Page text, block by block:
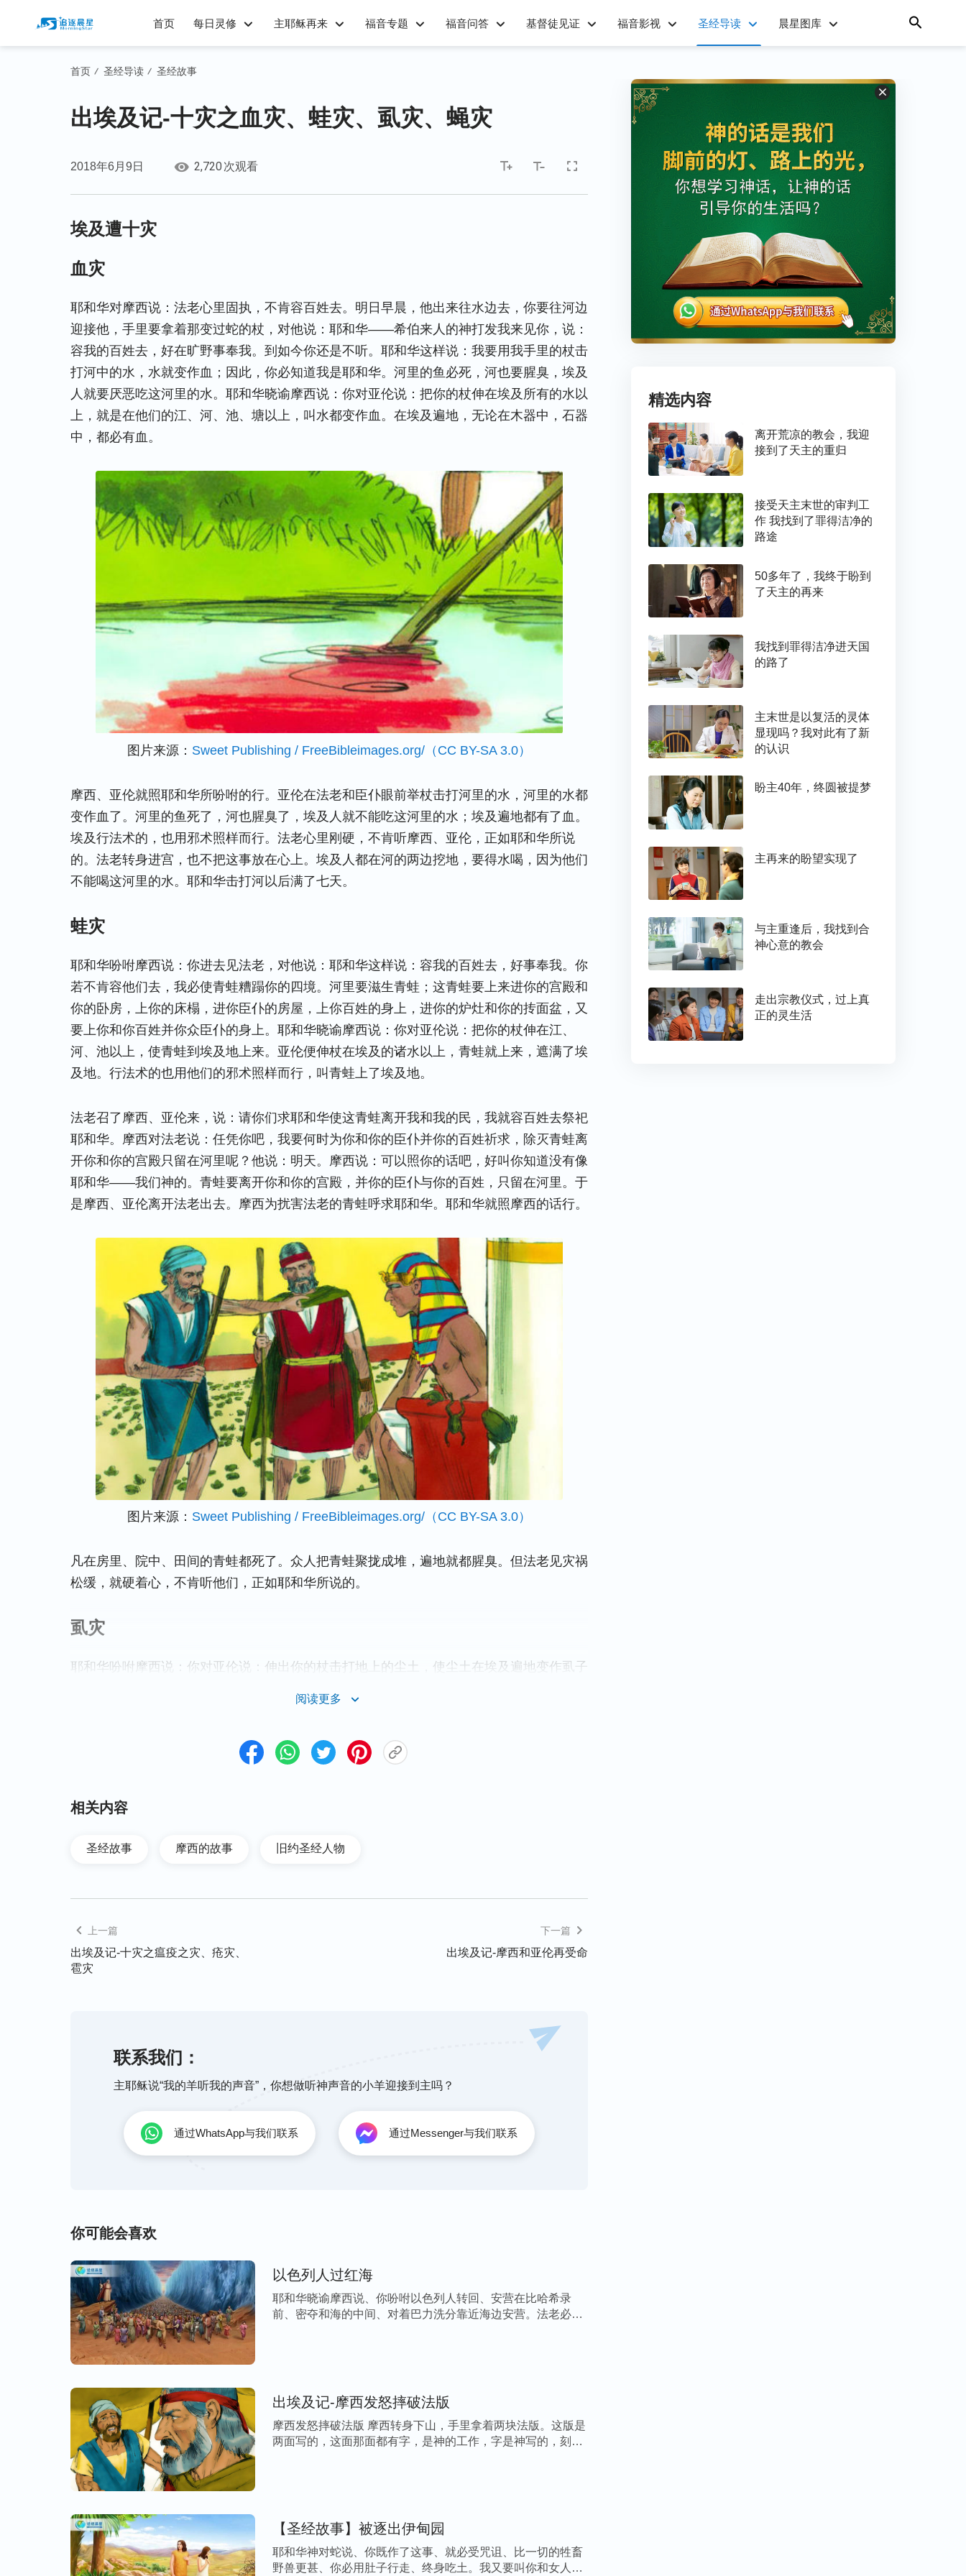
首页 每日灵修 主耶稣再来 福音专题 福音问答 基督徒见证 福音影视 圣经导读 晨星图库
首页 / 圣经导读 / 圣经故事
出埃及记-十灾之血灾、蛙灾、虱灾、蝇灾
2018年6月9日 2,720 次观看
埃及遭十灾
血灾
耶和华对摩西说：法老心里固执，不肯容百姓去。明日早晨，他出来往水边去，你要往河边
迎接他，手里要拿着那变过蛇的杖，对他说：耶和华——希伯来人的神打发我来见你，说：
容我的百姓去，好在旷野事奉我。到如今你还是不听。耶和华这样说：我要用我手里的杖击
打河中的水，水就变作血；因此，你必知道我是耶和华。河里的鱼必死，河也要腥臭，埃及
人就要厌恶吃这河里的水。耶和华晓谕摩西说：你对亚伦说：把你的杖伸在埃及所有的水以
上，就是在他们的江、河、池、塘以上，叫水都变作血。在埃及遍地，无论在木器中，石器
中，都必有血。
图片来源： Sweet Publishing / FreeBibleimages.org/ （CC BY-SA 3.0）
摩西、亚伦就照耶和华所吩咐的行。亚伦在法老和臣仆眼前举杖击打河里的水，河里的水都
变作血了。河里的鱼死了，河也腥臭了，埃及人就不能吃这河里的水；埃及遍地都有了血。
埃及行法术的，也用邪术照样而行。法老心里刚硬，不肯听摩西、亚伦，正如耶和华所说
的。法老转身进宫，也不把这事放在心上。埃及人都在河的两边挖地，要得水喝，因为他们
不能喝这河里的水。耶和华击打河以后满了七天。
蛙灾
耶和华吩咐摩西说：你进去见法老，对他说：耶和华这样说：容我的百姓去，好事奉我。你
若不肯容他们去，我必使青蛙糟蹋你的四境。河里要滋生青蛙；这青蛙要上来进你的宫殿和
你的卧房，上你的床榻，进你臣仆的房屋，上你百姓的身上，进你的炉灶和你的抟面盆，又
要上你和你百姓并你众臣仆的身上。耶和华晓谕摩西说：你对亚伦说：把你的杖伸在江、
河、池以上，使青蛙到埃及地上来。亚伦便伸杖在埃及的诸水以上，青蛙就上来，遮满了埃
及地。行法术的也用他们的邪术照样而行，叫青蛙上了埃及地。
法老召了摩西、亚伦来，说：请你们求耶和华使这青蛙离开我和我的民，我就容百姓去祭祀
耶和华。摩西对法老说：任凭你吧，我要何时为你和你的臣仆并你的百姓祈求，除灭青蛙离
开你和你的宫殿只留在河里呢？他说：明天。摩西说：可以照你的话吧，好叫你知道没有像
耶和华——我们神的。青蛙要离开你和你的宫殿，并你的臣仆与你的百姓，只留在河里。于
是摩西、亚伦离开法老出去。摩西为扰害法老的青蛙呼求耶和华。耶和华就照摩西的话行。
图片来源： Sweet Publishing / FreeBibleimages.org/ （CC BY-SA 3.0）
凡在房里、院中、田间的青蛙都死了。众人把青蛙聚拢成堆，遍地就都腥臭。但法老见灾祸
松缓，就硬着心，不肯听他们，正如耶和华所说的。
虱灾
耶和华吩咐摩西说：你对亚伦说：伸出你的杖击打地上的尘土，使尘土在埃及遍地变作虱子
摩西、亚伦，正如耶和华所说的。
蝇灾
我的百姓去，好事奉我。你若不容我的百姓去，我要叫成群的苍蝇到你和你臣仆并你百姓的
分别我百姓所住的歌珊地，使那里没有成群的苍蝇，好叫你知道我是天下的耶和华。我要将
我的百姓和你的百姓分别出来。明天必有这神迹。耶和华就这样行。苍蝇成了大群，进入法
老的宫殿，和他臣仆的房屋；埃及遍地就因这成群的苍蝇败坏了。
为祭，他们岂不拿石头打死我们吗？我们要往旷野去，走三天的路程，照着耶和华——我们
神所要吩咐我们的祭祀他。法老说：我容你们去，在旷野祭祀耶和华——你们的神；只是不
要走得很远。求你们为我祈祷。摩西说：我要出去求耶和华，使成群的苍蝇明天离开法老和
老去求耶和华。耶和华就照摩西的话行，叫成群的苍蝇离开法老和他的臣仆并他的百姓，一
个也没有留下。这一次法老又硬着心，不容百姓去。
阅读更多
相关内容
圣经故事 摩西的故事 旧约圣经人物
上一篇
出埃及记-十灾之瘟疫之灾、疮灾、
雹灾
下一篇
出埃及记-摩西和亚伦再受命
联系我们：
主耶稣说“我的羊听我的声音”，你想做听神声音的小羊迎接到主吗？
通过WhatsApp与我们联系 通过Messenger与我们联系
你可能会喜欢
以色列人过红海
耶和华晓谕摩西说、你吩咐以色列人转回、安营在比哈希录
前、密夺和海的中间、对着巴力洗分靠近海边安营。法老必
出埃及记-摩西发怒摔破法版
摩西发怒摔破法版 摩西转身下山，手里拿着两块法版。这版是
两面写的，这面那面都有字，是神的工作，字是神写的，刻在
【圣经故事】被逐出伊甸园
耶和华神对蛇说、你既作了这事、就必受咒诅、比一切的牲畜
野兽更甚、你必用肚子行走、终身吃土。我又要叫你和女人彼
精选内容
离开荒凉的教会，我迎
接到了天主的重归
接受天主末世的审判工
作 我找到了罪得洁净的
路途
50多年了，我终于盼到
了天主的再来
我找到罪得洁净进天国
的路了
主末世是以复活的灵体
显现吗？我对此有了新
的认识
盼主40年，终圆被提梦
主再来的盼望实现了
与主重逢后，我找到合
神心意的教会
走出宗教仪式，过上真
正的灵生活